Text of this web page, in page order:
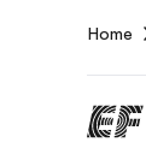
Home